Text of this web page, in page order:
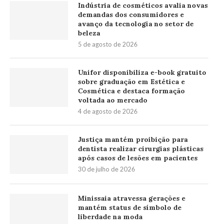
Indústria de cosméticos avalia novas
demandas dos consumidores e
avanço da tecnologia no setor de
beleza
5 de agosto de 2026
Unifor disponibiliza e-book gratuito
sobre graduação em Estética e
Cosmética e destaca formação
voltada ao mercado
4 de agosto de 2026
Justiça mantém proibição para
dentista realizar cirurgias plásticas
após casos de lesões em pacientes
30 de julho de 2026
Minissaia atravessa gerações e
mantém status de símbolo de
liberdade na moda